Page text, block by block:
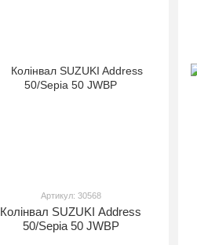
Артикул: 30568
Колінвал SUZUKI Address
50/Sepia 50 JWBP